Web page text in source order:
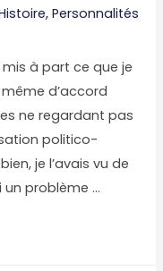
,Personnalités
mis à part ce que je
d’accord
ne regardant pas
politico-
je l’avais vu de
un problème …